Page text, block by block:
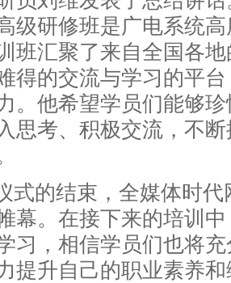
级研修班是广电系统
班汇聚了来自全国各
得的交流与学习的平
。他希望学员们能够
思考、积极交流，不
的结束，全媒体时代
幕。在接下来的培训
习，相信学员们也将
提升自己的职业素养